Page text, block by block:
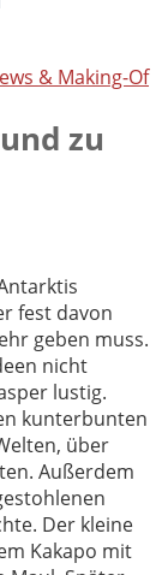
& Making-Of
zu
fest davon
geben muss.
nicht
lustig.
kunterbunten
über
Außerdem
Der kleine
Kakapo mit